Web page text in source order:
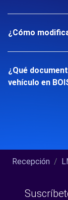
¿Cómo
¿Qué
vehículo en
Recepción